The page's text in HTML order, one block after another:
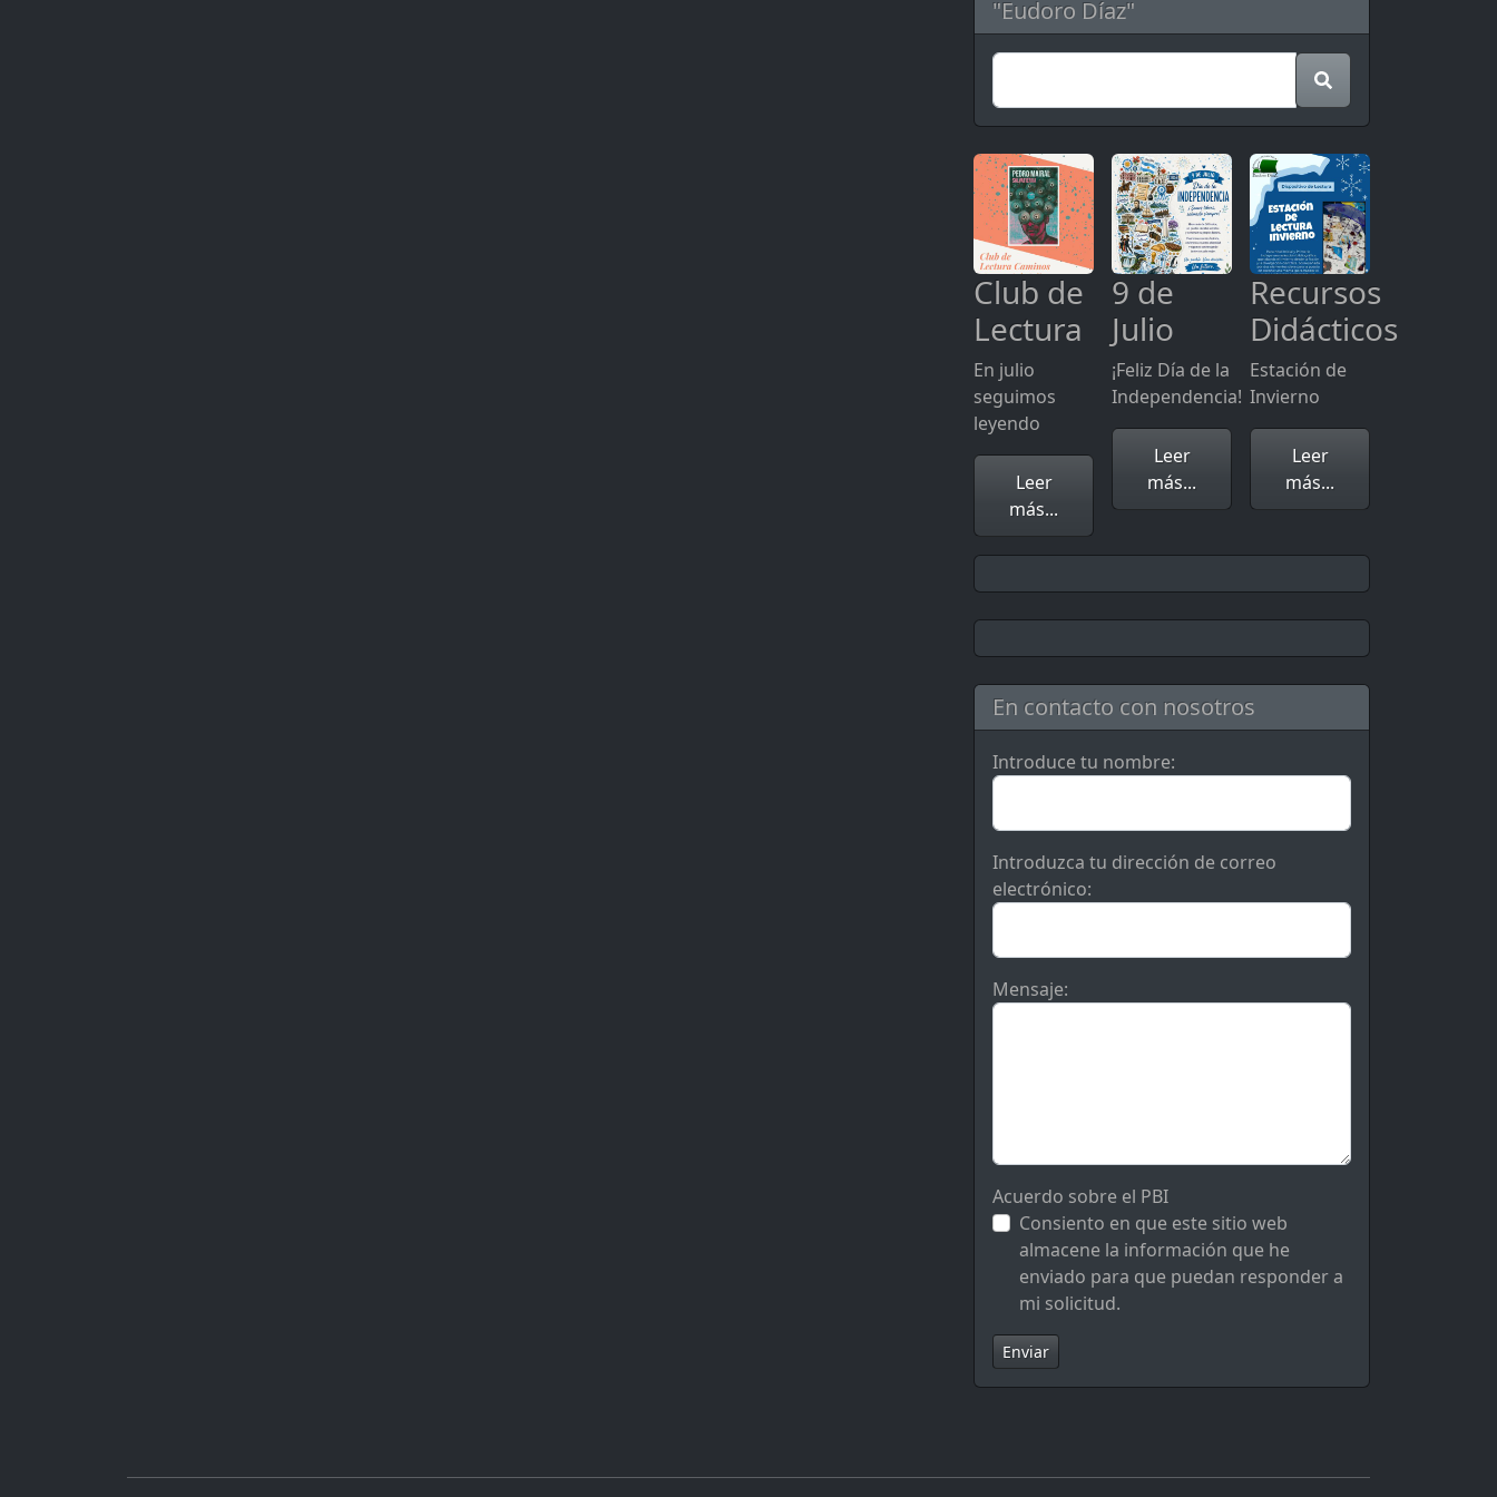
"Eudoro Díaz"
Club de
Lectura
En julio
seguimos
leyendo
Leer
más...
9 de
Julio
¡Feliz Día de la
Independencia!
Leer
más...
Recursos
Didácticos
Estación de
Invierno
Leer
más...
En contacto con nosotros
Introduce tu nombre:
Introduzca tu dirección de correo
electrónico:
Mensaje:
Acuerdo sobre el PBI
Consiento en que este sitio web
almacene la información que he
enviado para que puedan responder a
mi solicitud.